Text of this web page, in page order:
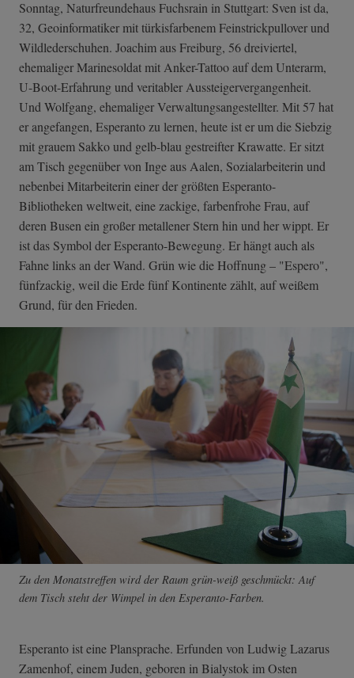
Sonntag, Naturfreundehaus Fuchsrain in Stuttgart: Sven ist da,
32, Geoinformatiker mit türkisfarbenem Feinstrickpullover und
Wildlederschuhen. Joachim aus Freiburg, 56 dreiviertel,
ehemaliger Marinesoldat mit Anker-Tattoo auf dem Unterarm,
U-Boot-Erfahrung und veritabler Aussteigervergangenheit.
Und Wolfgang, ehemaliger Verwaltungsangestellter. Mit 57 hat
er angefangen, Esperanto zu lernen, heute ist er um die Siebzig
mit grauem Sakko und gelb-blau gestreifter Krawatte. Er sitzt
am Tisch gegenüber von Inge aus Aalen, Sozialarbeiterin und
nebenbei Mitarbeiterin einer der größten Esperanto-
Bibliotheken weltweit, eine zackige, farbenfrohe Frau, auf
deren Busen ein großer metallener Stern hin und her wippt. Er
ist das Symbol der Esperanto-Bewegung. Er hängt auch als
Fahne links an der Wand. Grün wie die Hoffnung – "Espero",
fünfzackig, weil die Erde fünf Kontinente zählt, auf weißem
Grund, für den Frieden.
Zu den Monatstreffen wird der Raum grün-weiß geschmückt: Auf
dem Tisch steht der Wimpel in den Esperanto-Farben.
Esperanto ist eine Plansprache. Erfunden von Ludwig Lazarus
Zamenhof, einem Juden, geboren in Bialystok im Osten